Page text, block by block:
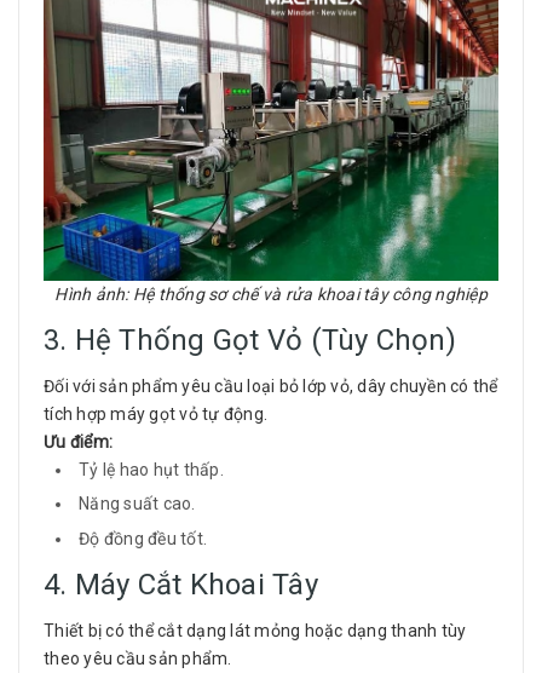
Hình ảnh: Hệ thống sơ chế và rửa khoai tây công nghiệp
3. Hệ Thống Gọt Vỏ (Tùy Chọn)
Đối với sản phẩm yêu cầu loại bỏ lớp vỏ, dây chuyền có thể
tích hợp máy gọt vỏ tự động.
Ưu điểm:
Tỷ lệ hao hụt thấp.
Năng suất cao.
Độ đồng đều tốt.
4. Máy Cắt Khoai Tây
Thiết bị có thể cắt dạng lát mỏng hoặc dạng thanh tùy
theo yêu cầu sản phẩm.